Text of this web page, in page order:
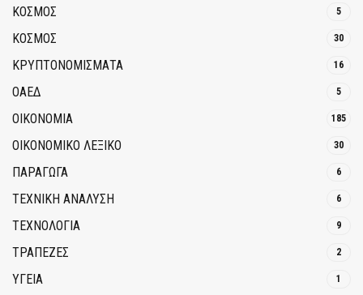
ΚΟΣΜΟΣ 5
ΚΟΣΜΟΣ 30
ΚΡΥΠΤΟΝΟΜΊΣΜΑΤΑ 16
ΟΑΕΔ 5
ΟΙΚΟΝΟΜΙΑ 185
ΟΙΚΟΝΟΜΙΚΟ ΛΕΞΙΚΟ 30
ΠΑΡΑΓΩΓΑ 6
ΤΕΧΝΙΚΗ ΑΝΑΛΥΣΗ 6
ΤΕΧΝΟΛΟΓΙΑ 9
ΤΡΆΠΕΖΕΣ 2
ΥΓΕΙΑ 1